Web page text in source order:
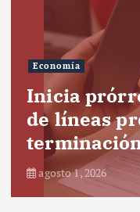
Economía
Inicia
de líneas
agosto 1, 2026